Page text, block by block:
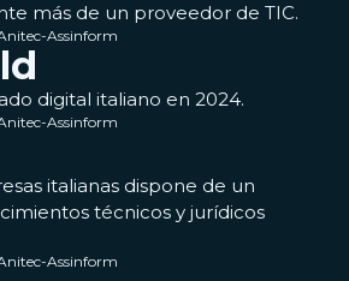
más de un proveedor de TIC.
Assinform
digital italiano en 2024.
Assinform
italianas dispone de un
técnicos y jurídicos
Assinform